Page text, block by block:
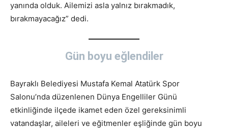
yanında olduk. Ailemizi asla yalnız bırakmadık,
bırakmayacağız” dedi.
Gün boyu eğlendiler
Bayraklı Belediyesi Mustafa Kemal Atatürk Spor
Salonu’nda düzenlenen Dünya Engelliler Günü
etkinliğinde ilçede ikamet eden özel gereksinimli
vatandaşlar, aileleri ve eğitmenler eşliğinde gün boyu